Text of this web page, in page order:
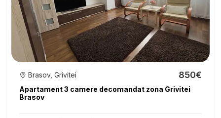
Apartament 3 camere decomandat zona Grivitei
Brasov
Brasov, Grivitei 850€